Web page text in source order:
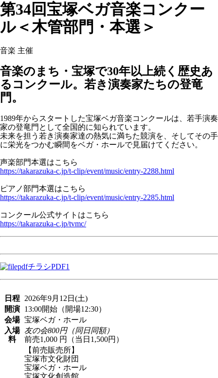
第34回宝塚ベガ音楽コンクー
ル＜木管部門・本選＞
音楽 主催
音楽のまち・宝塚で30年以上続く歴史あ
るコンクール。若き演奏家たちの登竜
門。
1989年からスタートした宝塚ベガ音楽コンクールは、若手演奏
家の登竜門として全国的に知られています。
未来を担う若き演奏家達の熱気に満ちた競演を、そしてその手
に栄光をつかむ瞬間をベガ・ホールで見届けてください。
声楽部門本選はこちら
https://takarazuka-c.jp/t-clip/event/music/entry-2288.html
ピアノ部門本選はこちら
https://takarazuka-c.jp/t-clip/event/music/entry-2285.html
コンクール公式サイトはこちら
https://takarazuka-c.jp/tvmc/
チラシPDF1
日程
2026年9月12日(土)
開演
13:00開始（開場12:30）
会場 宝塚ベガ・ホール
入場
料
友の会800円（同日同額）
前売1,000 円（当日1,500円）
【前売販売所】
宝塚市文化財団
宝塚ベガ・ホール
宝塚文化創造館